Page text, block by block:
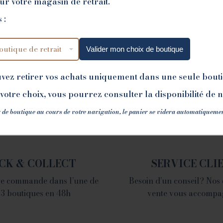
:
Valider mon choix de boutique
retirer vos achats uniquement dans une seule
choix, vous pourrez consulter la disponibilité de
boutique au cours de votre navigation, le panier se videra
VALENCE
1 place du Champ de
Mars - 26000 Valence
Tél. 04 75 60 90 28
& COLLECT
commande dans l’une de
boutiques en 48h
SERVICE
Besoin d’un conseil?
vente vous